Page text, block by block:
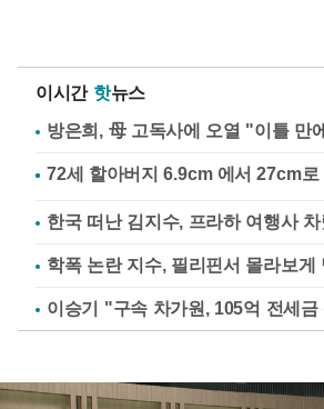
이시간 핫뉴스
방은희, 母 고독사에 오열 "이틀 만
한국 떠난 김지수, 프라하 여행사
학폭 논란 지수, 필리핀서 몰라보게
이승기 "구속 차가원, 105억 전세